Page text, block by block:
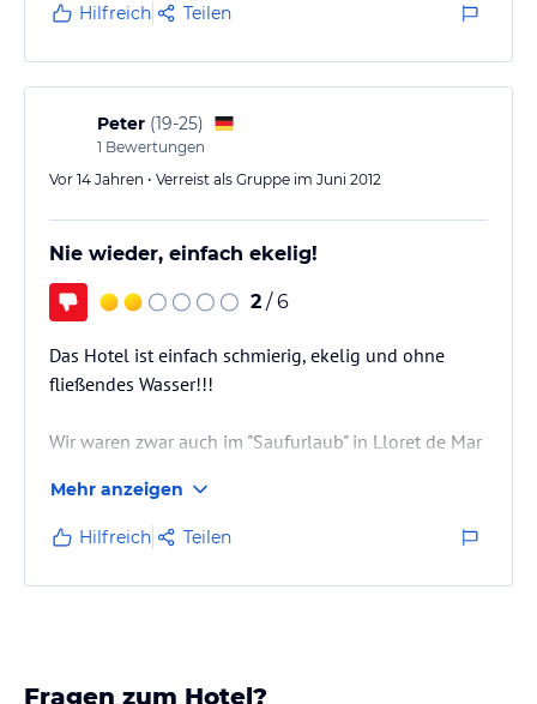
Hilfreich Teilen
Peter (19-25)
1 Bewertungen
Vor 14 Jahren • Verreist als Gruppe im Juni 2012
Nie wieder, einfach ekelig!
2 / 6
Das Hotel ist einfach schmierig, ekelig und ohne
fließendes Wasser!!!
Wir waren zwar auch im "Saufurlaub" in Lloret de Mar
aber das Hotel war wirklich eine komplette
Katastrophe!!!
Man sollte besser ein paar Euros mehr in die Hand
nehmen als in diese ABSTEIGE zu übernachten!!!
Mehr anzeigen
Hilfreich Teilen
Fragen zum Hotel?